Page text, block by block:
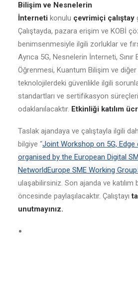
Bilişim ve Nesnelerin
İnterneti konulu çevrimiçi çalıştay
Çalıştayda, pazara erişim ve KOBİ
benimsenmesiyle ilgili zorluklar ve
Ayrıca 5G, Nesnelerin İnterneti, Sınır
Öğrenmesi, Kuantum Bilişim ve
teknolojilerdeki güvenlikle ilgili
standartları ve sertifikasyon
odaklanılacaktır. Etkinliği katılım
Taslak ajandaya ve çalıştayla ilgili
bilgiye “Joint Workshop on 5G,
organised by the European Digital
NetworldEurope SME Working
ulaşabilirsiniz. Son ajanda ve katılım
öncesinde paylaşılacaktır. Çalıştayı
unutmayınız.